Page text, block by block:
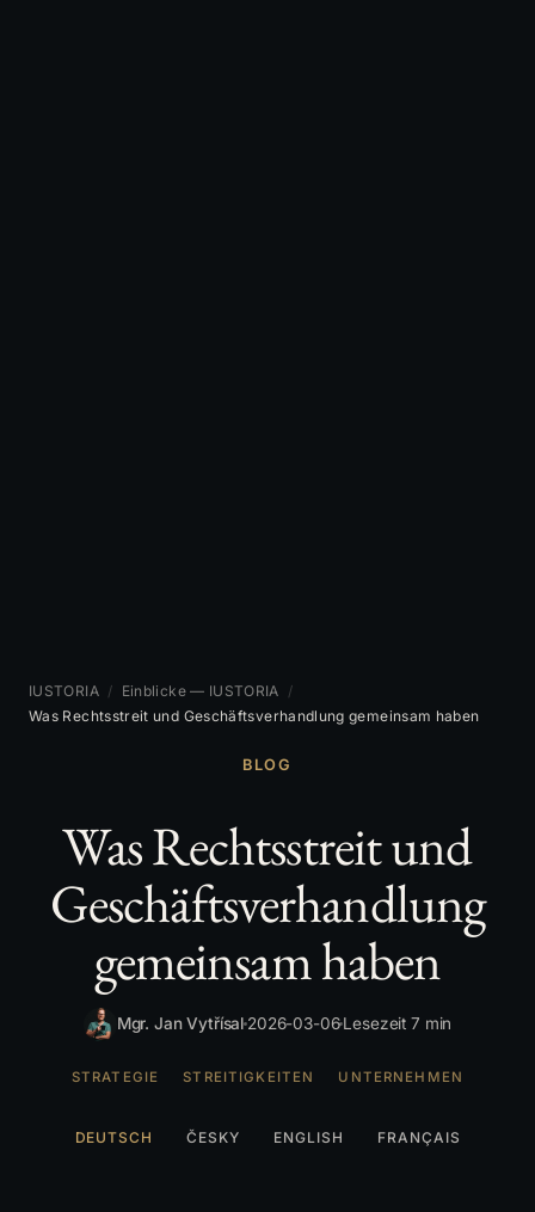
IUSTORIA / Einblicke — IUSTORIA /
Was Rechtsstreit und Geschäftsverhandlung gemeinsam haben
BLOG
Was Rechtsstreit und
Geschäftsverhandlung
gemeinsam haben
Mgr. Jan Vytřísal 2026-03-06 Lesezeit 7 min
STRATEGIE STREITIGKEITEN UNTERNEHMEN
DEUTSCH ČESKY ENGLISH FRANÇAIS